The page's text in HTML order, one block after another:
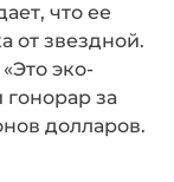
что ее
от звезд­ной.
эко­
гонорар за
долларов.